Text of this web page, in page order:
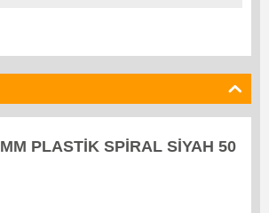
PLASTİK SPİRAL SİYAH 50